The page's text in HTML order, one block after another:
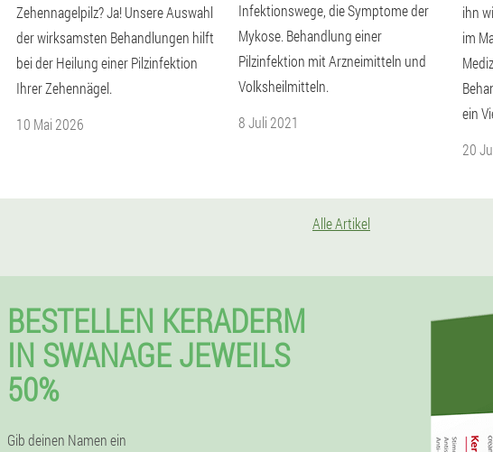
Zehennagelpilz? Ja! Unsere Auswahl
der wirksamsten Behandlungen hilft
bei der Heilung einer Pilzinfektion
Ihrer Zehennägel.
10 Mai 2026
Infektionswege, die Symptome der
Mykose. Behandlung einer
Pilzinfektion mit Arzneimitteln und
Volksheilmitteln.
8 Juli 2021
ihn
im
ein
20
Alle Artikel
BESTELLEN KERADERM
IN SWANAGE JEWEILS
50%
Gib deinen Namen ein